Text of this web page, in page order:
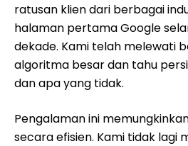
ratusan klien dari berbagai
halaman pertama Google
dekade. Kami telah melewati
algoritma besar dan tahu
dan apa yang tidak.
Pengalaman ini
secara efisien. Kami tidak lagi